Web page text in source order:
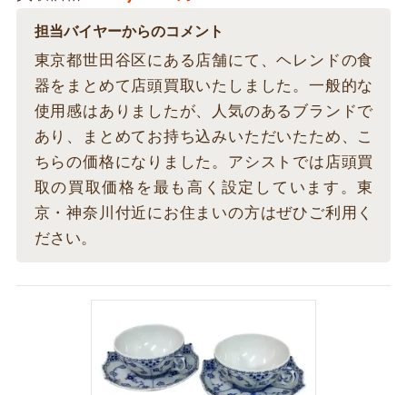
担当バイヤーからのコメント
東京都世田谷区にある店舗にて、ヘレンドの食
器をまとめて店頭買取いたしました。一般的な
使用感はありましたが、人気のあるブランドで
あり、まとめてお持ち込みいただいたため、こ
ちらの価格になりました。アシストでは店頭買
取の買取価格を最も高く設定しています。東
京・神奈川付近にお住まいの方はぜひご利用く
ださい。